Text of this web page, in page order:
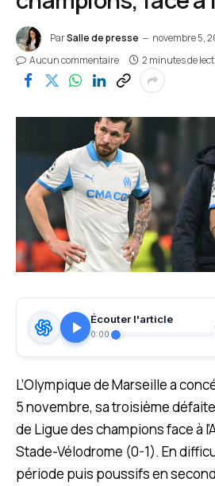
ParSalle de presse
novembre 5,
Aucun commentaire
2 minutes de
Écouter l'article
0:00
L’Olympique de Marseille a
5 novembre, sa troisième
de Ligue des champions face à
Stade-Vélodrome (0-1). En
période puis poussifs en